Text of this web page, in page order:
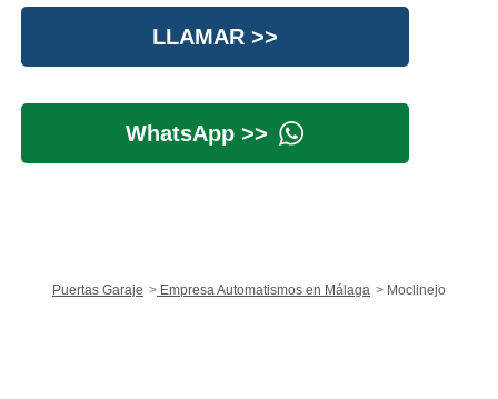
LLAMAR >>
WhatsApp >>
Puertas Garaje Empresa Automatismos en Málaga Moclinejo